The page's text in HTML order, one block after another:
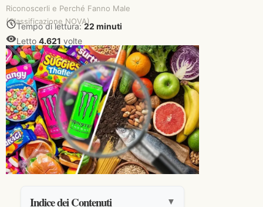
Riconoscerli e Perché Fanno Male
(Classificazione NOVA)
Tempo di lettura:22 minuti
Letto 4.621 volte
Indice dei Contenuti ▼